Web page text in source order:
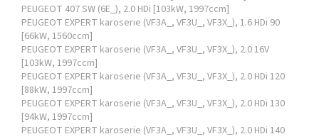
PEUGEOT 407 SW (6E_), 2.0 HDi [103kW, 1997ccm]
PEUGEOT EXPERT karoserie (VF3A_, VF3U_, VF3X_), 1.6 HDi 90
[66kW, 1560ccm]
PEUGEOT EXPERT karoserie (VF3A_, VF3U_, VF3X_), 2.0 16V
[103kW, 1997ccm]
PEUGEOT EXPERT karoserie (VF3A_, VF3U_, VF3X_), 2.0 HDi 120
[88kW, 1997ccm]
PEUGEOT EXPERT karoserie (VF3A_, VF3U_, VF3X_), 2.0 HDi 130
[94kW, 1997ccm]
PEUGEOT EXPERT karoserie (VF3A_, VF3U_, VF3X_), 2.0 HDi 140